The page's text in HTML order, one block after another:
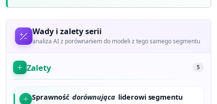
Wady i zalety serii
analiza AI z porównaniem do modeli z tego samego segmentu
Zalety 5
Sprawność dorównująca liderowi segmentu